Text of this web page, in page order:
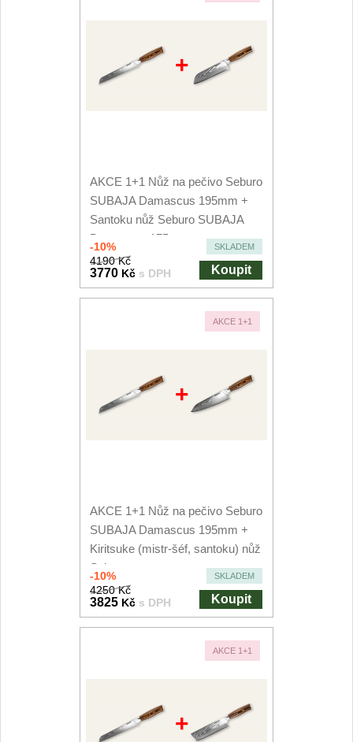
+
AKCE 1+1 Nůž na pečivo Seburo
SUBAJA Damascus 195mm +
Santoku nůž Seburo SUBAJA
Damascus 175mm
-10% SKLADEM
4190 Kč
3770 Kč s DPH Koupit
AKCE 1+1
+
AKCE 1+1 Nůž na pečivo Seburo
SUBAJA Damascus 195mm +
Kiritsuke (mistr-šéf, santoku) nůž
Seburo...
-10% SKLADEM
4250 Kč
3825 Kč s DPH Koupit
AKCE 1+1
+